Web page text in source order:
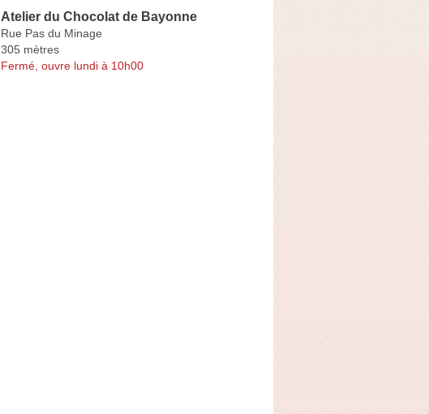
Atelier du Chocolat de Bayonne
Rue Pas du Minage
305 mètres
Fermé, ouvre lundi à 10h00